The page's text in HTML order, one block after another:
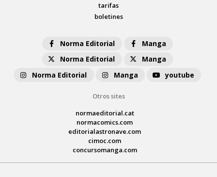
tarifas
boletines
Norma Editorial
Manga
Norma Editorial
Manga
Norma Editorial
Manga youtube
Otros sites
normaeditorial.cat
normacomics.com
editorialastronave.com
cimoc.com
concursomanga.com